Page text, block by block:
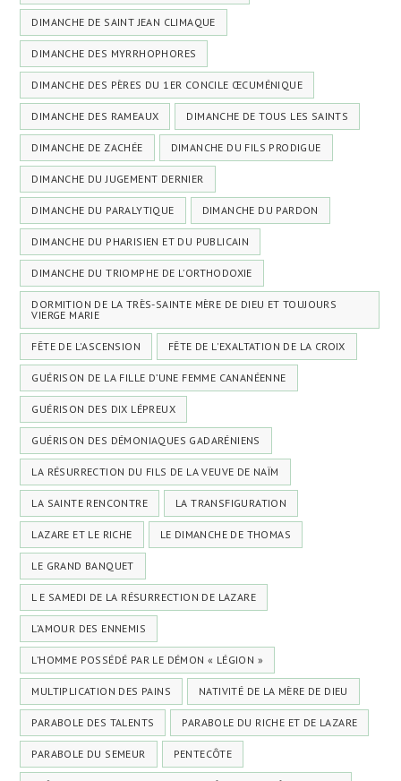
DIMANCHE DE SAINT JEAN CLIMAQUE
DIMANCHE DES MYRRHOPHORES
DIMANCHE DES PÈRES DU 1ER CONCILE ŒCUMÉNIQUE
DIMANCHE DES RAMEAUX DIMANCHE DE TOUS LES SAINTS
DIMANCHE DE ZACHÉE DIMANCHE DU FILS PRODIGUE
DIMANCHE DU JUGEMENT DERNIER
DIMANCHE DU PARALYTIQUE DIMANCHE DU PARDON
DIMANCHE DU PHARISIEN ET DU PUBLICAIN
DIMANCHE DU TRIOMPHE DE L’ORTHODOXIE
DORMITION DE LA TRÈS-SAINTE MÈRE DE DIEU ET TOUJOURS
VIERGE MARIE
FÊTE DE L'ASCENSION FÊTE DE L'EXALTATION DE LA CROIX
GUÉRISON DE LA FILLE D’UNE FEMME CANANÉENNE
GUÉRISON DES DIX LÉPREUX
GUÉRISON DES DÉMONIAQUES GADARÉNIENS
LA RÉSURRECTION DU FILS DE LA VEUVE DE NAÏM
LA SAINTE RENCONTRE LA TRANSFIGURATION
LAZARE ET LE RICHE LE DIMANCHE DE THOMAS
LE GRAND BANQUET
L E SAMEDI DE LA RÉSURRECTION DE LAZARE
L’AMOUR DES ENNEMIS
L’HOMME POSSÉDÉ PAR LE DÉMON « LÉGION »
MULTIPLICATION DES PAINS NATIVITÉ DE LA MÈRE DE DIEU
PARABOLE DES TALENTS PARABOLE DU RICHE ET DE LAZARE
PARABOLE DU SEMEUR PENTECÔTE